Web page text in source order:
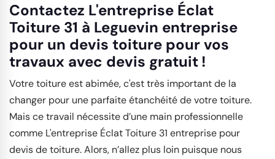
Contactez L'entreprise Éclat
Toiture 31 à Leguevin entreprise
pour un devis toiture pour vos
travaux avec devis gratuit !
Votre toiture est abimée, c'est très important de la
changer pour une parfaite étanchéité de votre toiture.
Mais ce travail nécessite d’une main professionnelle
comme L'entreprise Éclat Toiture 31 entreprise pour
devis de toiture. Alors, n’allez plus loin puisque nous